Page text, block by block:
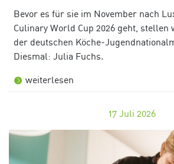
Bevor es für sie im November nach
Culinary World Cup 2026 geht,
der deutschen Köche-
Diesmal: Julia Fuchs.
weiterlesen
17 Juli 2026